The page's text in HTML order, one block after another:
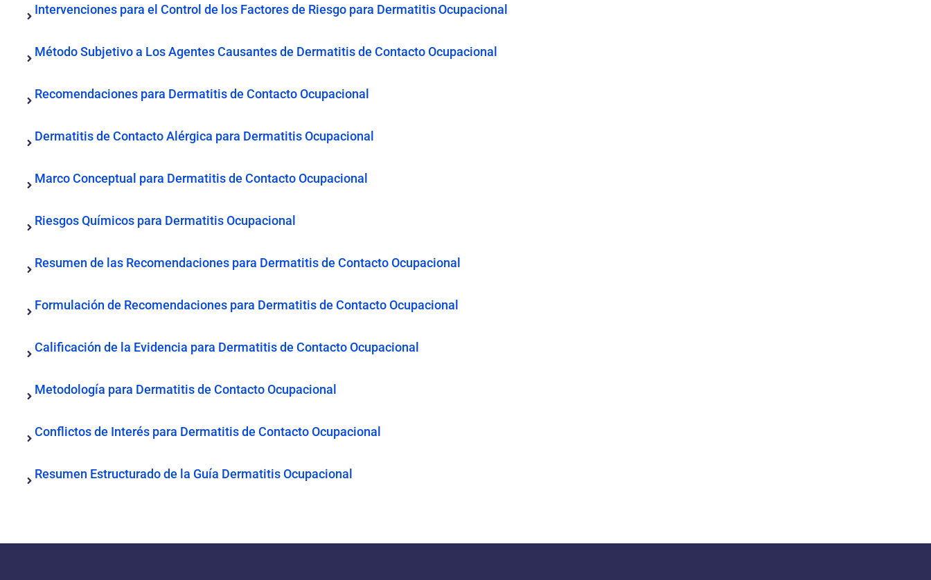
Intervenciones para el Control de los Factores de Riesgo para Dermatitis Ocupacional
Método Subjetivo a Los Agentes Causantes de Dermatitis de Contacto Ocupacional
Recomendaciones para Dermatitis de Contacto Ocupacional
Dermatitis de Contacto Alérgica para Dermatitis Ocupacional
Marco Conceptual para Dermatitis de Contacto Ocupacional
Riesgos Químicos para Dermatitis Ocupacional
Resumen de las Recomendaciones para Dermatitis de Contacto Ocupacional
Formulación de Recomendaciones para Dermatitis de Contacto Ocupacional
Calificación de la Evidencia para Dermatitis de Contacto Ocupacional
Metodología para Dermatitis de Contacto Ocupacional
Conflictos de Interés para Dermatitis de Contacto Ocupacional
Resumen Estructurado de la Guía Dermatitis Ocupacional